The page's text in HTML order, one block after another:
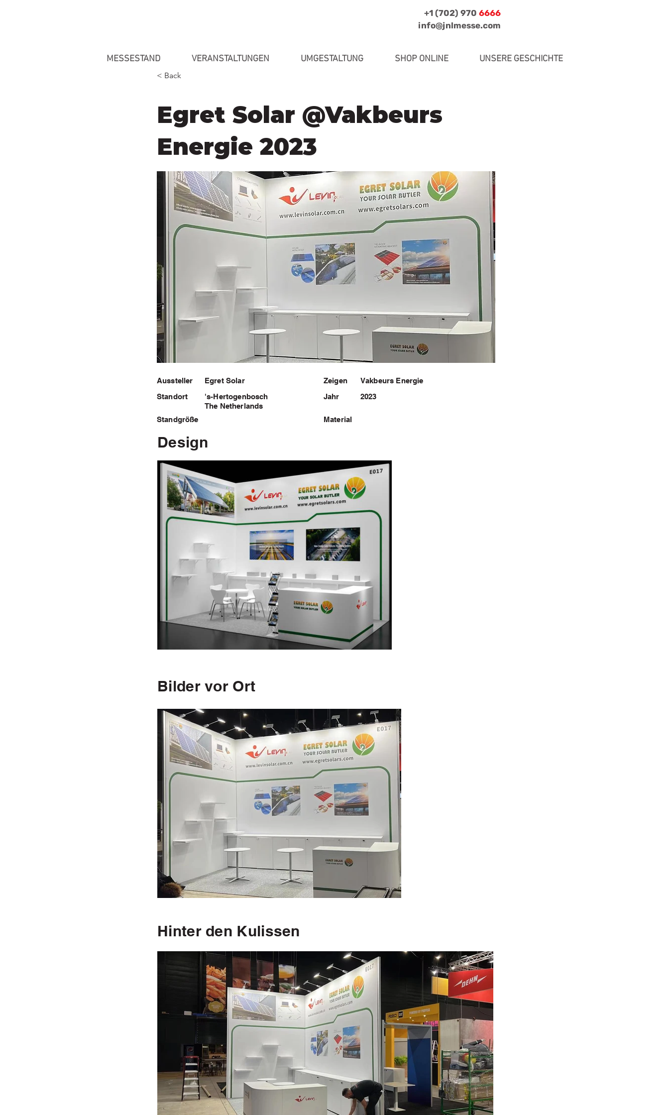
+1 (702) 970 6666
info@jnlmesse.com
MESSESTAND VERANSTALTUNGEN UMGESTALTUNG SHOP ONLINE UNSERE GESCHICHTE
< Back
Egret Solar @Vakbeurs
Energie 2023
Aussteller
Standort
Egret Solar Zeigen
Vakbeurs Energie
's-Hertogenbosch
Jahr
2023
The Netherlands
Standgröße
Material
Design
Bilder vor Ort
Hinter den Kulissen